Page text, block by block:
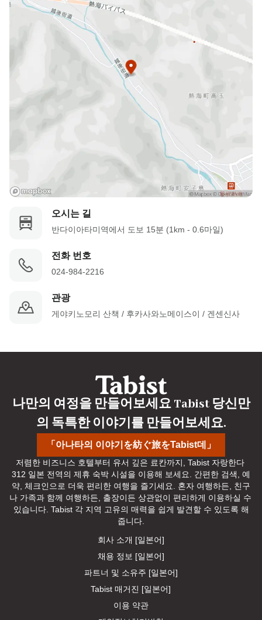
오시는 길
반다이아타미역에서 도보 15분 (1km - 0.6마일)
전화 번호
024-984-2216
관광
게야키노모리 산책 / 후카사와노메이스이 / 겐센신사
「아나타의 이야기を紡ぐ旅をTabist데」
나만의 여정을 만들어보세요 Tabist 당신만
의 독특한 이야기를 만들어보세요.
저렴한 비즈니스 호텔부터 유서 깊은 료칸까지, Tabist 자랑한다
312 일본 전역의 제휴 숙박 시설을 이용해 보세요. 간편한 검색, 예
약, 체크인으로 더욱 편리한 여행을 즐기세요. 혼자 여행하든, 친구
나 가족과 함께 여행하든, 출장이든 상관없이 편리하게 이용하실 수
있습니다. Tabist 각 지역 고유의 매력을 쉽게 발견할 수 있도록 해
줍니다.
회사 소개 [일본어]
채용 정보 [일본어]
파트너 및 소유주 [일본어]
Tabist 매거진 [일본어]
이용 약관